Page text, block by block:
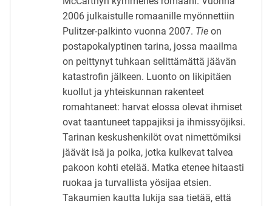
2006 julkaistulle romaanille myönnettiin
Pulitzer-palkinto vuonna 2007. Tie on
postapokalyptinen tarina, jossa maailma
on peittynyt tuhkaan selittämättä jäävän
katastrofin jälkeen. Luonto on likipitäen
kuollut ja yhteiskunnan rakenteet
romahtaneet: harvat elossa olevat ihmiset
ovat taantuneet tappajiksi ja ihmissyöjiksi.
Tarinan keskushenkilöt ovat nimettömiksi
jäävät isä ja poika, jotka kulkevat talvea
pakoon kohti etelää. Matka etenee hitaasti
ruokaa ja turvallista yösijaa etsien.
Takaumien kautta lukija saa tietää, että